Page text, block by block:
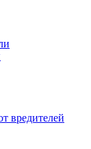
вредителей